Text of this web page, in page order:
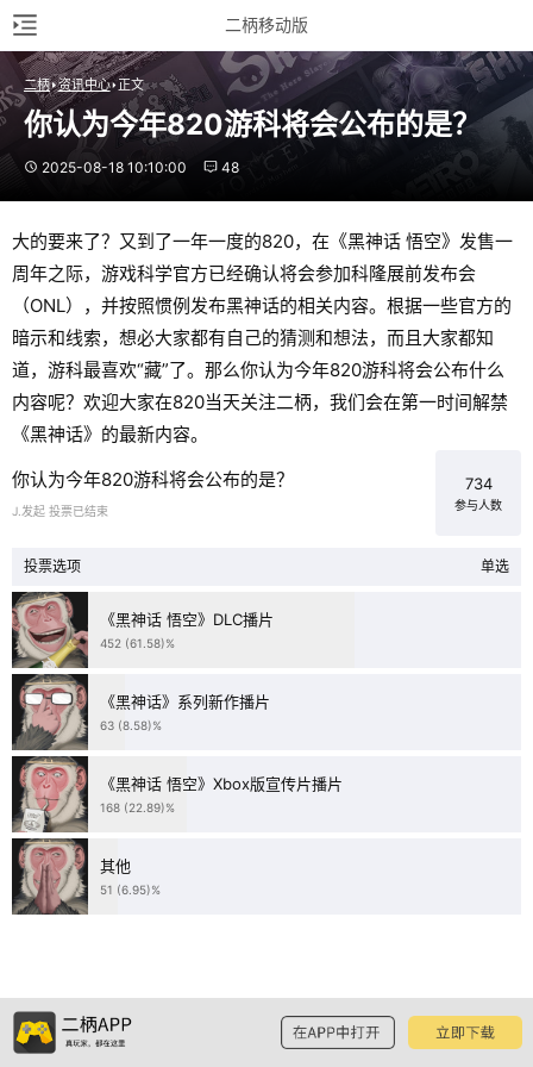
二柄移动版
二柄 资讯中心 正文
你认为今年820游科将会公布的是？
2025-08-18 10:10:00 48
大的要来了？又到了一年一度的820，在《黑神话 悟空》发售一
周年之际，游戏科学官方已经确认将会参加科隆展前发布会
（ONL），并按照惯例发布黑神话的相关内容。根据一些官方的
暗示和线索，想必大家都有自己的猜测和想法，而且大家都知
道，游科最喜欢“藏”了。那么你认为今年820游科将会公布什么
内容呢？欢迎大家在820当天关注二柄，我们会在第一时间解禁
《黑神话》的最新内容。
你认为今年820游科将会公布的是？
J.发起 投票已结束
734
参与人数
投票选项 单选
《黑神话 悟空》DLC播片
452 (61.58)%
《黑神话》系列新作播片
63 (8.58)%
《黑神话 悟空》Xbox版宣传片播片
168 (22.89)%
其他
51 (6.95)%